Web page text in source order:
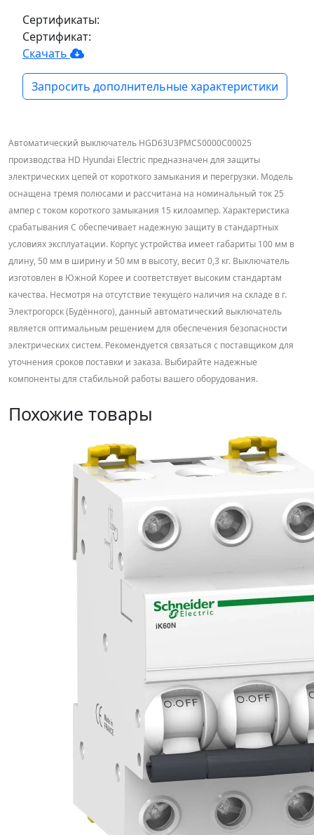
Сертификаты:
Сертификат:
Скачать
Запросить дополнительные характеристики
Автоматический выключатель HGD63U3PMCS0000C00025
производства HD Hyundai Electric предназначен для защиты
электрических цепей от короткого замыкания и перегрузки. Модель
оснащена тремя полюсами и рассчитана на номинальный ток 25
ампер с током короткого замыкания 15 килоампер. Характеристика
срабатывания C обеспечивает надежную защиту в стандартных
условиях эксплуатации. Корпус устройства имеет габариты 100 мм в
длину, 50 мм в ширину и 50 мм в высоту, весит 0,3 кг. Выключатель
изготовлен в Южной Корее и соответствует высоким стандартам
качества. Несмотря на отсутствие текущего наличия на складе в г.
Электрогорск (Будённого), данный автоматический выключатель
является оптимальным решением для обеспечения безопасности
электрических систем. Рекомендуется связаться с поставщиком для
уточнения сроков поставки и заказа. Выбирайте надежные
компоненты для стабильной работы вашего оборудования.
Похожие товары